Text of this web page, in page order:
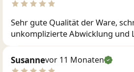
Sehr gute Qualität der Ware,
unkomplizierte Abwicklung und
Susannevor 11 Monaten